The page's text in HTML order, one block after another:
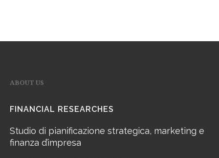
ABOUT US
FINANCIAL RESEARCHES
Studio di pianificazione strategica, marketing e
finanza d’impresa